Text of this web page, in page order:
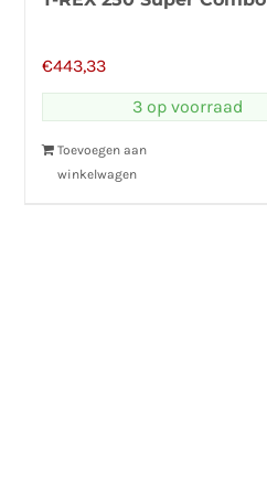
€443,33
3 op voorraad
Toevoegen aan
winkelwagen